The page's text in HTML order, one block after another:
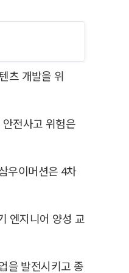
츠 개발을 위
전사고 위험은
우이머션은 4차
엔지니어 양성 교
을 발전시키고 종